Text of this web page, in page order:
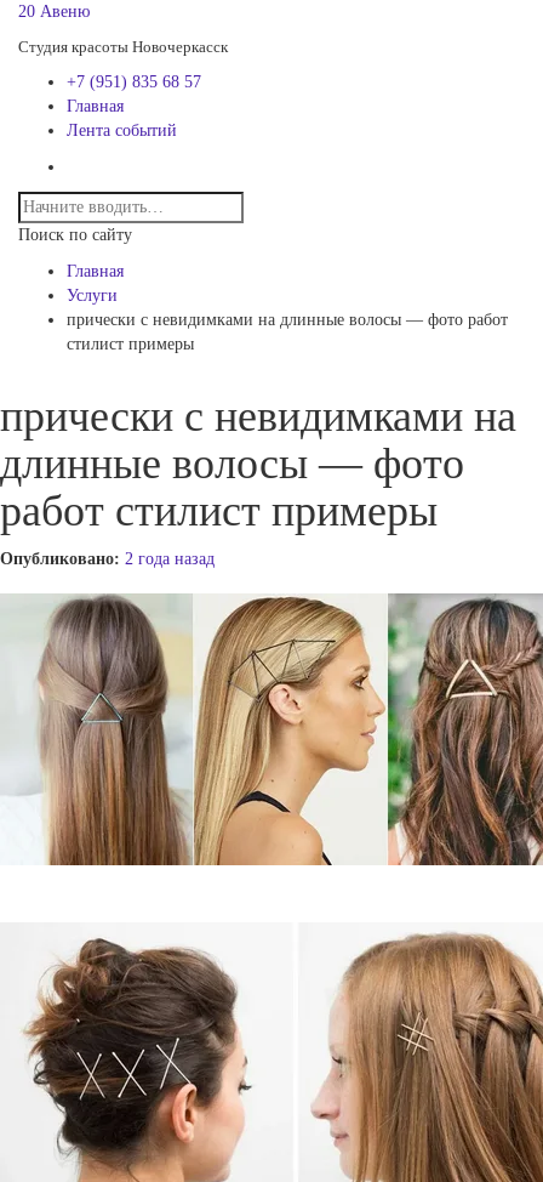
20 Авеню
Студия красоты Новочеркасск
+7 (951) 835 68 57
Главная
Лента событий
Поиск по сайту
Главная
Услуги
прически с невидимками на длинные волосы — фото работ
стилист примеры
прически с невидимками на
длинные волосы — фото
работ стилист примеры
Опубликовано: 2 года назад